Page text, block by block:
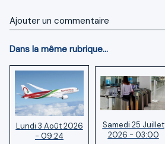
Ajouter un commentaire
Dans la même rubrique...
Lundi 3 Août 2026
- 09:24
Samedi 25 Juillet
2026 - 03:00